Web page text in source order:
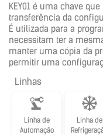
KEY01 é uma chave
transferência da
É utilizada para a
necessitam ter a
manter uma cópia da
permitir uma
Linhas
Linha de
Automação
Linha de